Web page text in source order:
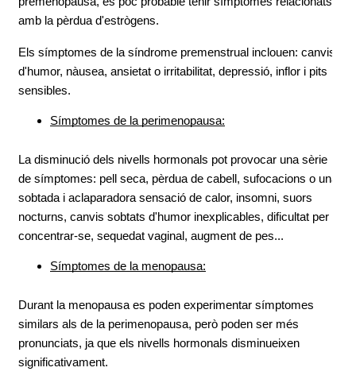
amb la pèrdua d'estrògens.
Els símptomes de la síndrome premenstrual inclouen: canvis
d'humor, nàusea, ansietat o irritabilitat, depressió, inflor i pits
sensibles.
Símptomes de la perimenopausa:
La disminució dels nivells hormonals pot provocar una sèrie
de símptomes: pell seca, pèrdua de cabell, sufocacions o una
sobtada i aclaparadora sensació de calor, insomni, suors
nocturns, canvis sobtats d'humor inexplicables, dificultat per
concentrar-se, sequedat vaginal, augment de pes...
Símptomes de la menopausa:
Durant la menopausa es poden experimentar símptomes
similars als de la perimenopausa, però poden ser més
pronunciats, ja que els nivells hormonals disminueixen
significativament.